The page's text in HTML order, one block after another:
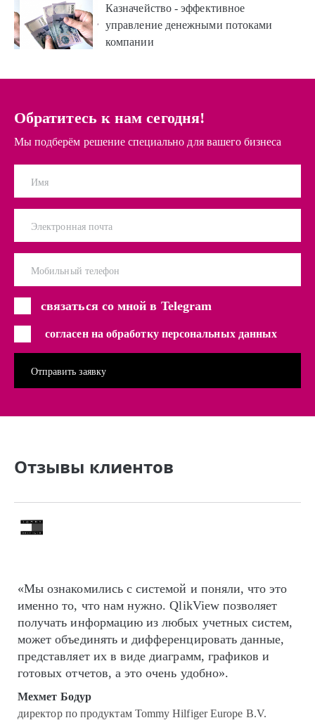
Казначейство - эффективное
управление денежными потоками
компании
Обратитесь к нам сегодня!
Мы подберём решение специально для вашего бизнеса
Имя
Электронная почта
Мобильный телефон
связаться со мной в Telegram
согласен на обработку персональных данных
Отзывы клиентов
«Мы ознакомились с системой и поняли, что это
именно то, что нам нужно. QlikView позволяет
получать информацию из любых учетных систем,
может объединять и дифференцировать данные,
представляет их в виде диаграмм, графиков и
готовых отчетов, а это очень удобно».
Мехмет Бодур
директор по продуктам Tommy Hilfiger Europe B.V.